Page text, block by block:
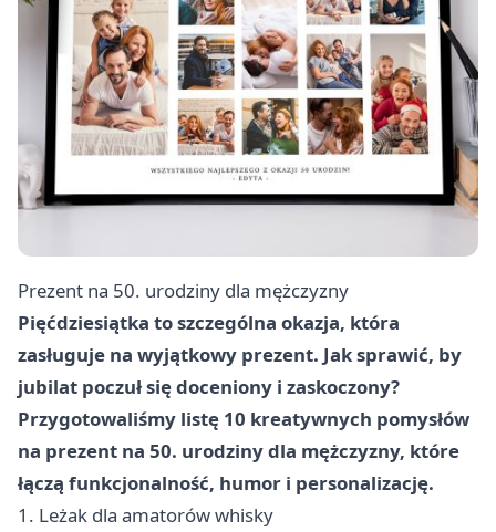
Prezent na 50. urodziny dla mężczyzny
Pięćdziesiątka to szczególna okazja, która
zasługuje na wyjątkowy prezent. Jak sprawić, by
jubilat poczuł się doceniony i zaskoczony?
Przygotowaliśmy listę 10 kreatywnych pomysłów
na prezent na 50. urodziny dla mężczyzny, które
łączą funkcjonalność, humor i personalizację.
1. Leżak dla amatorów whisky